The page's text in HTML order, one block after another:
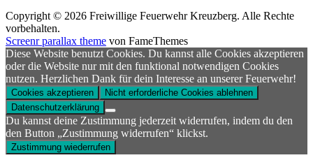
Copyright © 2026 Freiwillige Feuerwehr Kreuzberg. Alle Rechte
vorbehalten.
Screenr parallax theme von FameThemes
Diese Website benutzt Cookies. Du kannst alle Cookies akzeptieren
oder die Website nur mit den funktional notwendigen Cookies
nutzen. Herzlichen Dank für dein Interesse an unserer Feuerwehr!
Cookies akzeptieren
Nicht erforderliche Cookies ablehnen
Datenschutzerklärung
Du kannst deine Zustimmung jederzeit widerrufen, indem du den
den Button „Zustimmung widerrufen“ klickst.
Zustimmung wiederrufen